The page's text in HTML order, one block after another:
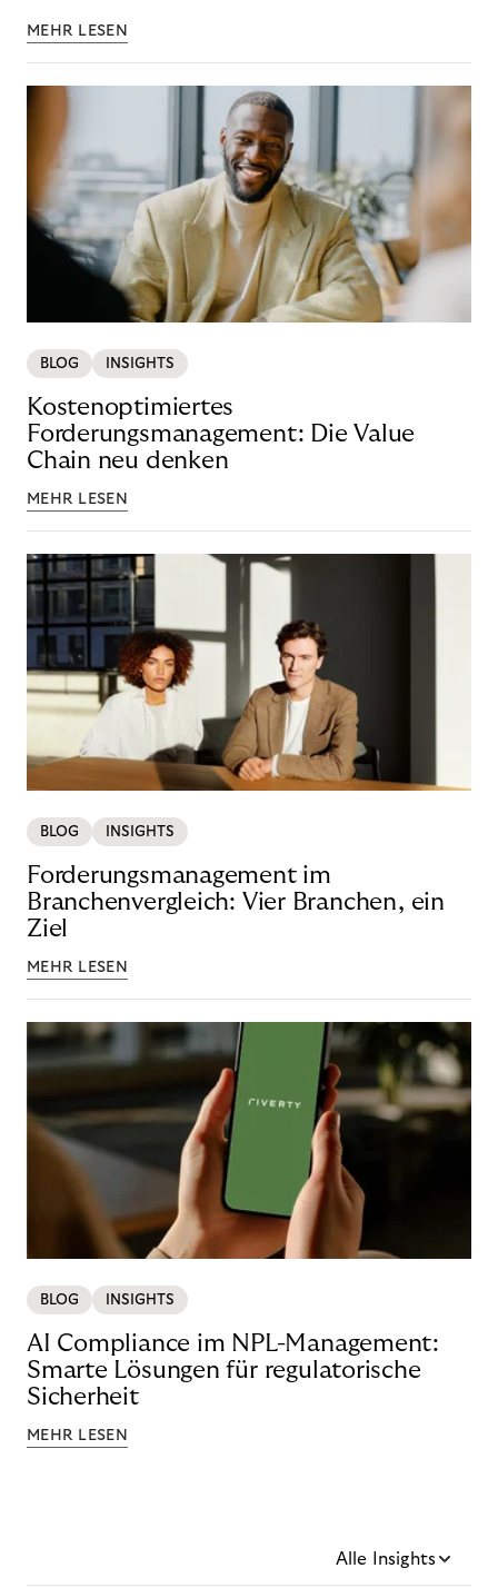
MEHR LESEN
BLOG INSIGHTS
Kostenoptimiertes
Forderungsmanagement: Die Value
Chain neu denken
MEHR LESEN
BLOG INSIGHTS
Forderungsmanagement im
Branchenvergleich: Vier Branchen, ein
Ziel
MEHR LESEN
BLOG INSIGHTS
AI Compliance im NPL-Management:
Smarte Lösungen für regulatorische
Sicherheit
MEHR LESEN
Alle Insights